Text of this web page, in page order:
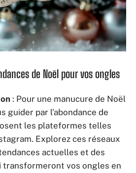
de Noël pour vos ongles
: Pour une manucure de Noël
guider par l’abondance de
les plateformes telles
Explorez ces réseaux
actuelles et des
transformeront vos ongles en